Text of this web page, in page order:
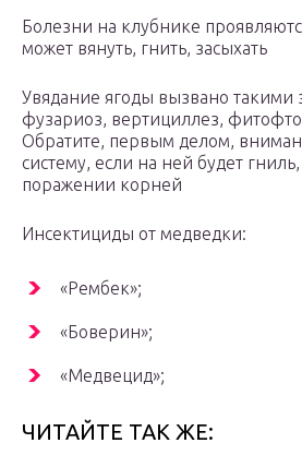
Болезни на клубнике
может вянуть, гнить, засыхать
Увядание ягоды вызвано такими
фузариоз, вертициллез,
Обратите, первым делом,
систему, если на ней будет
поражении корней
Инсектициды от медведки:
«Рембек»;
«Боверин»;
«Медвецид»;
ЧИТАЙТЕ ТАК ЖЕ: